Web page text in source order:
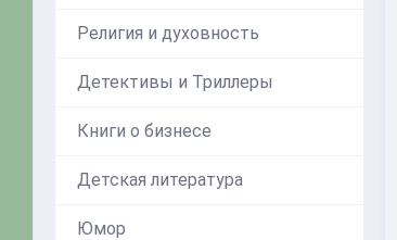
Религия и духовность
Детективы и Триллеры
Книги о бизнесе
Детская литература
Юмор